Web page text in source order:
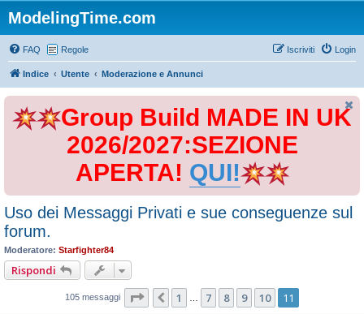
ModelingTime.com
FAQ Regole Login
Iscriviti
Indice Utente Moderazione e Annunci
Group Build MADE IN UK
2026/2027:SEZIONE
APERTA! QUI!
Uso dei Messaggi Privati e sue conseguenze sul
forum.
Moderatore: Starfighter84
Rispondi
105 messaggi Pagina di11
Precedente
1 7 8 9 10 11